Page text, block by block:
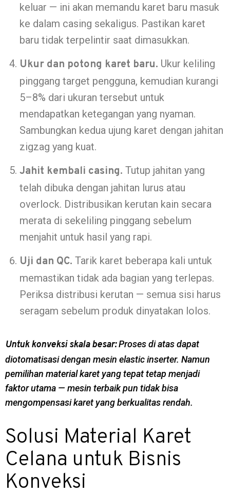
keluar — ini akan memandu karet baru masuk
ke dalam casing sekaligus. Pastikan karet
baru tidak terpelintir saat dimasukkan.
Ukur dan potong karet baru. Ukur keliling
pinggang target pengguna, kemudian kurangi
5–8% dari ukuran tersebut untuk
mendapatkan ketegangan yang nyaman.
Sambungkan kedua ujung karet dengan jahitan
zigzag yang kuat.
Jahit kembali casing. Tutup jahitan yang
telah dibuka dengan jahitan lurus atau
overlock. Distribusikan kerutan kain secara
merata di sekeliling pinggang sebelum
menjahit untuk hasil yang rapi.
Uji dan QC. Tarik karet beberapa kali untuk
memastikan tidak ada bagian yang terlepas.
Periksa distribusi kerutan — semua sisi harus
seragam sebelum produk dinyatakan lolos.
Untuk konveksi skala besar:Proses di atas dapat
diotomatisasi dengan mesin elastic inserter. Namun
pemilihan material karet yang tepat tetap menjadi
faktor utama — mesin terbaik pun tidak bisa
mengompensasi karet yang berkualitas rendah.
Solusi Material Karet
Celana untuk Bisnis
Konveksi